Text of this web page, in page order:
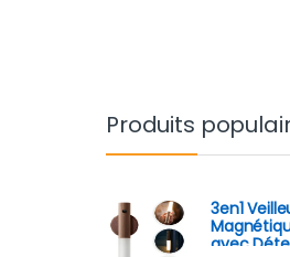
Produits
3en1
avec